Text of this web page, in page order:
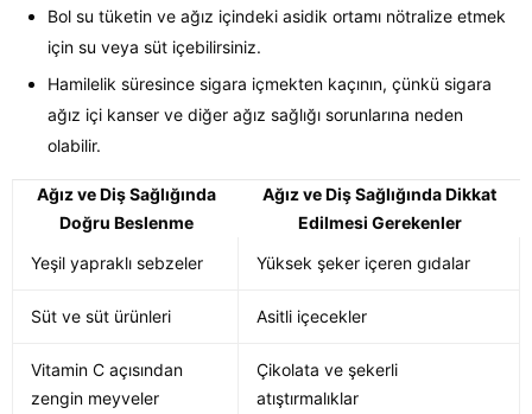
Bol su tüketin ve ağız içindeki asidik ortamı nötralize etmek
için su veya süt içebilirsiniz.
Hamilelik süresince sigara içmekten kaçının, çünkü sigara
ağız içi kanser ve diğer ağız sağlığı sorunlarına neden
olabilir.
Ağız ve Diş Sağlığında
Doğru Beslenme
Ağız ve Diş Sağlığında Dikkat
Edilmesi Gerekenler
Yeşil yapraklı sebzeler
Yüksek şeker içeren gıdalar
Süt ve süt ürünleri Asitli içecekler
Vitamin C açısından
zengin meyveler
Çikolata ve şekerli
atıştırmalıklar